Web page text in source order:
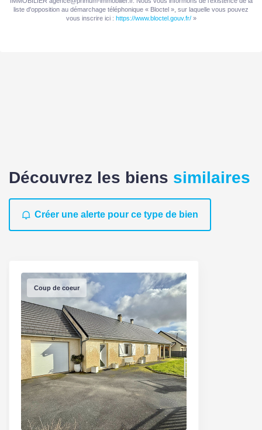
un usage standard entre 1420€ et 1940€. indexées aux
liste d'opposition au démarchage téléphonique « Bloctel », sur laquelle vous pouvez
vous inscrire ici : https://www.bloctel.gouv.fr/»
Découvrez les biens similaires
Créer une alerte pour ce type de bien
Coup de coeur